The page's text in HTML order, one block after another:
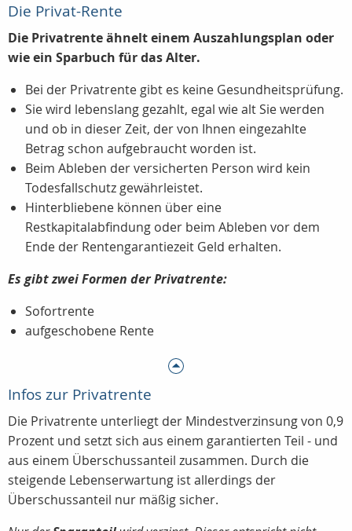
Die Privat-Rente
Die Privatrente ähnelt einem Auszahlungsplan oder
wie ein Sparbuch für das Alter.
Bei der Privatrente gibt es keine Gesundheitsprüfung.
Sie wird lebenslang gezahlt, egal wie alt Sie werden
und ob in dieser Zeit, der von Ihnen eingezahlte
Betrag schon aufgebraucht worden ist.
Beim Ableben der versicherten Person wird kein
Todesfallschutz gewährleistet.
Hinterbliebene können über eine
Restkapitalabfindung oder beim Ableben vor dem
Ende der Rentengarantiezeit Geld erhalten.
Es gibt zwei Formen der Privatrente:
Sofortrente
aufgeschobene Rente
Infos zur Privatrente
Die Privatrente unterliegt der Mindestverzinsung von 0,9
Prozent und setzt sich aus einem garantierten Teil - und
aus einem Überschussanteil zusammen. Durch die
steigende Lebenserwartung ist allerdings der
Überschussanteil nur mäßig sicher.